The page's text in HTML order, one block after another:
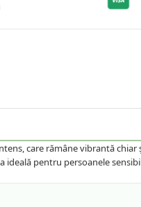
care rămâne vibrantă
pentru persoanele